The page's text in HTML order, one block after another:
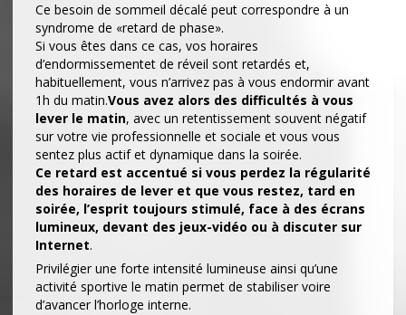
Ce besoin de sommeil décalé peut correspondre à un
syndrome de «retard de phase».
Si vous êtes dans ce cas, vos horaires
d’endormissementet de réveil sont retardés et,
habituellement, vous n’arrivez pas à vous endormir avant
1h du matin.Vous avez alors des difficultés à vous
lever le matin, avec un retentissement souvent négatif
sur votre vie professionnelle et sociale et vous vous
sentez plus actif et dynamique dans la soirée.
Ce retard est accentué si vous perdez la régularité
des horaires de lever et que vous restez, tard en
soirée, l’esprit toujours stimulé, face à des écrans
lumineux, devant des jeux-vidéo ou à discuter sur
Internet.
Privilégier une forte intensité lumineuse ainsi qu’une
activité sportive le matin permet de stabiliser voire
d’avancer l’horloge interne.